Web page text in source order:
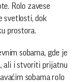
Rolo zavese
svetlosti, dok
prostora.
sobama, gde je
ali i stvoriti prijatnu
sobama rolo